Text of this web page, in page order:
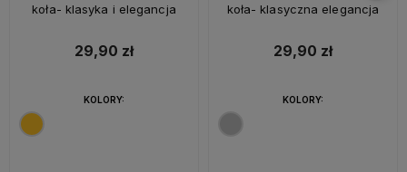
koła- klasyka i elegancja
29,90 zł
KOLORY:
koła- klasyczna elegancja
29,90 zł
KOLORY: